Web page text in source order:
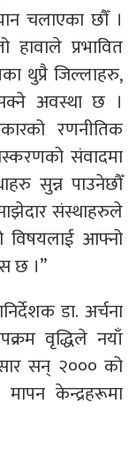
चलाएका छौँ ।
प्रभावित
थुप्रै जिल्लाहरु,
अवस्था छ ।
रणनीतिक
संवादमा
सुन्न पाउनेछौँ
संस्थाहरुले
आफ्नो
छ ।”
डा. अर्चना
वृद्धिले नयाँ
सन् २००० को
केन्द्रहरूमा